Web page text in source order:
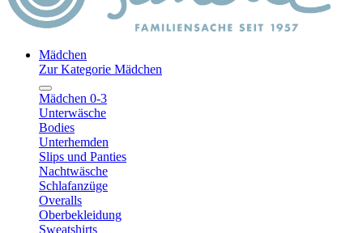
Mädchen
Zur Kategorie Mädchen
Mädchen 0-3
Unterwäsche
Bodies
Unterhemden
Slips und Panties
Nachtwäsche
Schlafanzüge
Overalls
Oberbekleidung
Sweatshirts